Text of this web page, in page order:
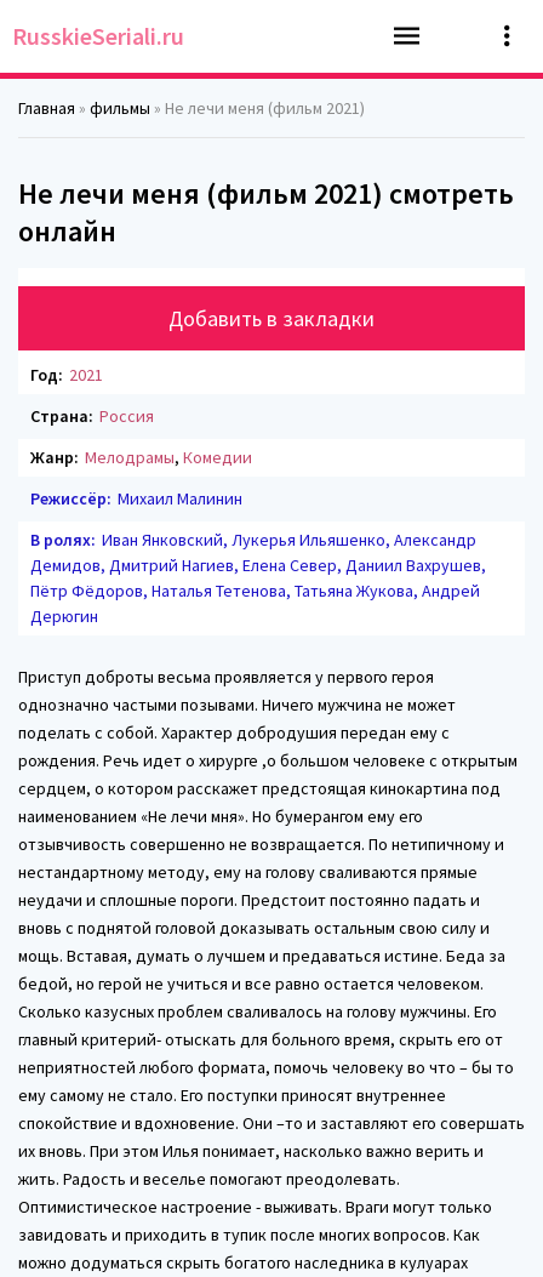
RusskieSeriali.ru
Главная » фильмы » Не лечи меня (фильм 2021)
Не лечи меня (фильм 2021) смотреть
онлайн
Добавить в закладки
Год: 2021
Страна: Россия
Жанр: Мелодрамы, Комедии
Режиссёр: Михаил Малинин
В ролях: Иван Янковский, Лукерья Ильяшенко, Александр
Демидов, Дмитрий Нагиев, Елена Север, Даниил Вахрушев,
Пётр Фёдоров, Наталья Тетенова, Татьяна Жукова, Андрей
Дерюгин
Приступ доброты весьма проявляется у первого героя
однозначно частыми позывами. Ничего мужчина не может
поделать с собой. Характер добродушия передан ему с
рождения. Речь идет о хирурге ,о большом человеке с открытым
сердцем, о котором расскажет предстоящая кинокартина под
наименованием «Не лечи мня». Но бумерангом ему его
отзывчивость совершенно не возвращается. По нетипичному и
нестандартному методу, ему на голову сваливаются прямые
неудачи и сплошные пороги. Предстоит постоянно падать и
вновь с поднятой головой доказывать остальным свою силу и
мощь. Вставая, думать о лучшем и предаваться истине. Беда за
бедой, но герой не учиться и все равно остается человеком.
Сколько казусных проблем сваливалось на голову мужчины. Его
главный критерий- отыскать для больного время, скрыть его от
неприятностей любого формата, помочь человеку во что – бы то
ему самому не стало. Его поступки приносят внутреннее
спокойствие и вдохновение. Они –то и заставляют его совершать
их вновь. При этом Илья понимает, насколько важно верить и
жить. Радость и веселье помогают преодолевать.
Оптимистическое настроение - выживать. Враги могут только
завидовать и приходить в тупик после многих вопросов. Как
можно додуматься скрыть богатого наследника в кулуарах